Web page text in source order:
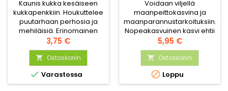
Kaunis kukka kesäiseen
kukkapenkkiin. Houkuttelee
puutarhaan perhosia ja
mehiläisiä. Erinomainen
viherlannoitekasvi
keittiöpuutarhaan.
Hinta
3,75 €
 Ostoskoriin
 Varastossa
Voidaan viljellä
maanpeittokasvina ja
maanparannustarkoituksiin.
Nopeakasvuinen kasvi ehtii
varastoida paljon typpeä
ennen pakkasia. Typpi
varastoituu kasvissa ja
vapautuu keväällä kasvin
maatuessa uusien kasvien
käyttöön.
Hinta
5,95 €
 Ostoskoriin
 Loppu